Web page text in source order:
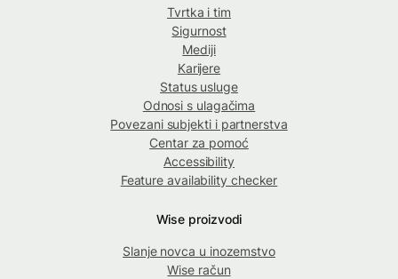
Tvrtka i tim
Sigurnost
Mediji
Karijere
Status usluge
Odnosi s ulagačima
Povezani subjekti i partnerstva
Centar za pomoć
Accessibility
Feature availability checker
Wise proizvodi
Slanje novca u inozemstvo
Wise račun